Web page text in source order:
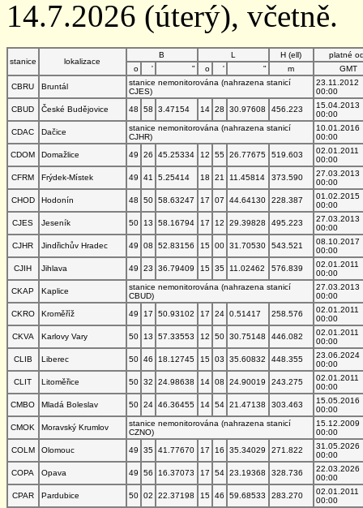
14.7.2026 (úterý), včetně.
stanice lokalizace
B L H (ell)
platné
o
' " o ' " m
GMT
CBRU
Bruntál
stanice nemonitorována (nahrazena stanicí
CJES)
23.11.2012
00:00
CBUD
České Budějovice 48 58 3.47154 14 28 30.97608 456.223
15.04.2013
00:00
CDAC
Dačice
stanice nemonitorována (nahrazena stanicí
CJHR)
10.01.2016
00:00
CDOM
Domažlice 49 26 45.25334 12 55 26.77675 519.603
02.01.2011
00:00
CFRM
Frýdek-Místek 49 41 5.25414 18 21 11.45814 373.590
27.03.2013
00:00
CHOD
Hodonín 48 50 58.63247 17 07 44.64130 228.387
01.02.2015
00:00
CJES
Jeseník 50 13 58.16794 17 12 29.39828 495.223
27.03.2013
00:00
CJHR
Jindřichův Hradec 49 08 52.83156 15 00 31.70530 543.521
08.10.2017
00:00
CJIH
Jihlava 49 23 36.79409 15 35 11.02462 576.839
02.01.2011
00:00
CKAP
Kaplice
stanice nemonitorována (nahrazena stanicí
CBUD)
27.03.2013
00:00
CKRO
Kroměříž 49 17 50.93102 17 24 0.51417 258.576
02.01.2011
00:00
CKVA
Karlovy Vary 50 13 57.33553 12 50 30.75148 446.082
02.01.2011
00:00
CLIB
Liberec 50 46 18.12745 15 03 35.60832 448.355
23.06.2024
00:00
CLIT
Litoměřice 50 32 24.98638 14 08 24.90019 243.275
02.01.2011
00:00
CMBO
Mladá Boleslav 50 24 46.36455 14 54 21.47138 303.463
15.05.2016
00:00
CMOK
Moravský Krumlov
stanice nemonitorována (nahrazena stanicí
CZNO)
15.12.2009
00:00
COLM
Olomouc 49 35 41.77670 17 16 35.34029 271.822
31.05.2026
00:00
COPA
Opava 49 56 16.37073 17 54 23.19368 328.736
22.03.2026
00:00
CPAR
Pardubice 50 02 22.37198 15 46 59.68533 283.270
02.01.2011
00:00